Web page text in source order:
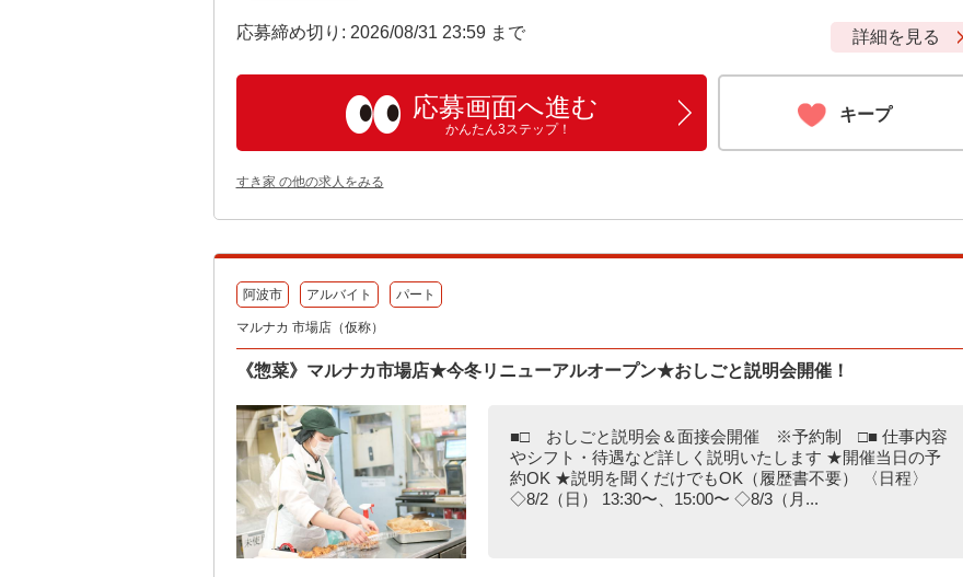
応募締め切り: 2026/08/31 23:59 まで 詳細を見る
応募画面へ進む
かんたん3ステップ！
キープ
すき家 の他の求人をみる
阿波市 アルバイト パート
マルナカ 市場店（仮称）
《惣菜》マルナカ市場店★今冬リニューアルオープン★おしごと説明会開催！
■□ おしごと説明会＆面接会開催 ※予約制 □■ 仕事内容
やシフト・待遇など詳しく説明いたします ★開催当日の予
約OK ★説明を聞くだけでもOK（履歴書不要） 〈日程〉
◇8/2（日） 13:30〜、15:00〜 ◇8/3（月...